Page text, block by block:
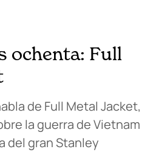
ochenta: Full
de Full Metal Jacket,
la guerra de Vietnam
del gran Stanley